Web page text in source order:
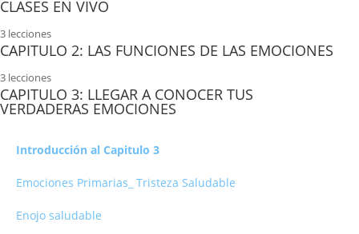
Chakra 7
Identificar el patrón repetitivo
Ritual de liberación
Emociones Primarias
Las emociones reducen la confusión
Emoción y tiempo: presente, pasado y futuro.
CLASES EN VIVO
Clase 1
Clase 2 parte 1
Clase 2 parte 2
3 lecciones
CAPITULO 2: LAS FUNCIONES DE LAS EMOCIONES
El Sistema de señales que organizan tu vida
Ejercicio: Pacto de Liberación Emocional
3 lecciones
CAPITULO 3: LLEGAR A CONOCER TUS
VERDADERAS EMOCIONES
Introducción al Capitulo 3
Emociones Primarias_ Tristeza Saludable
Enojo saludable